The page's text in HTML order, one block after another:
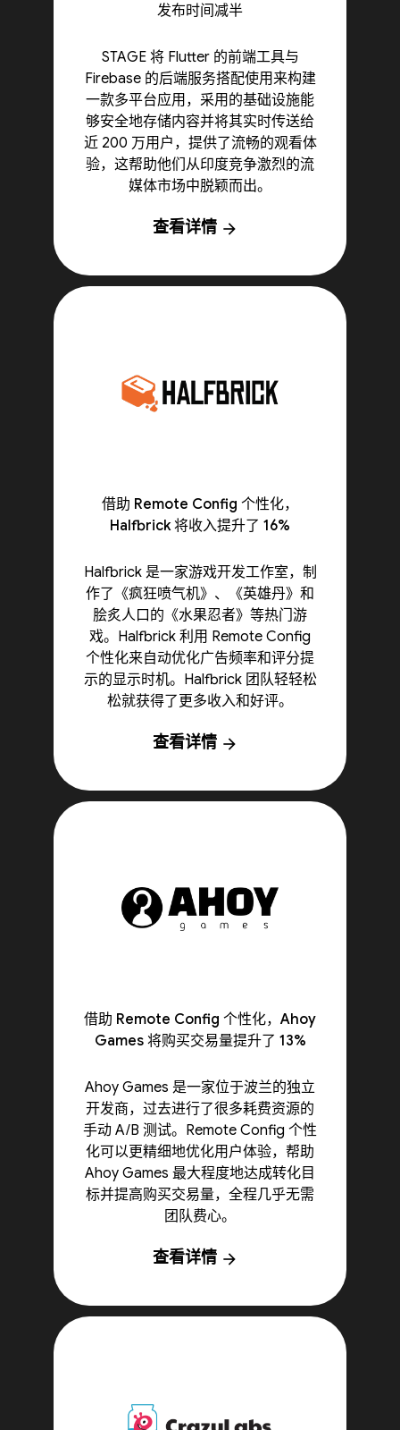
发布时间减半
STAGE 将 Flutter 的前端工具与
Firebase 的后端服务搭配使用来构建
一款多平台应用，采用的基础设施能
够安全地存储内容并将其实时传送给
近 200 万用户，提供了流畅的观看体
验，这帮助他们从印度竞争激烈的流
媒体市场中脱颖而出。
查看详情 arrow_forward
借助 Remote Config 个性化，
Halfbrick 将收入提升了 16%
Halfbrick 是一家游戏开发工作室，制
作了《疯狂喷气机》、《英雄丹》和
脍炙人口的《水果忍者》等热门游
戏。Halfbrick 利用 Remote Config
个性化来自动优化广告频率和评分提
示的显示时机。Halfbrick 团队轻轻松
松就获得了更多收入和好评。
查看详情 arrow_forward
借助 Remote Config 个性化，Ahoy
Games 将购买交易量提升了 13%
Ahoy Games 是一家位于波兰的独立
开发商，过去进行了很多耗费资源的
手动 A/B 测试。Remote Config 个性
化可以更精细地优化用户体验，帮助
Ahoy Games 最大程度地达成转化目
标并提高购买交易量，全程几乎无需
团队费心。
查看详情 arrow_forward